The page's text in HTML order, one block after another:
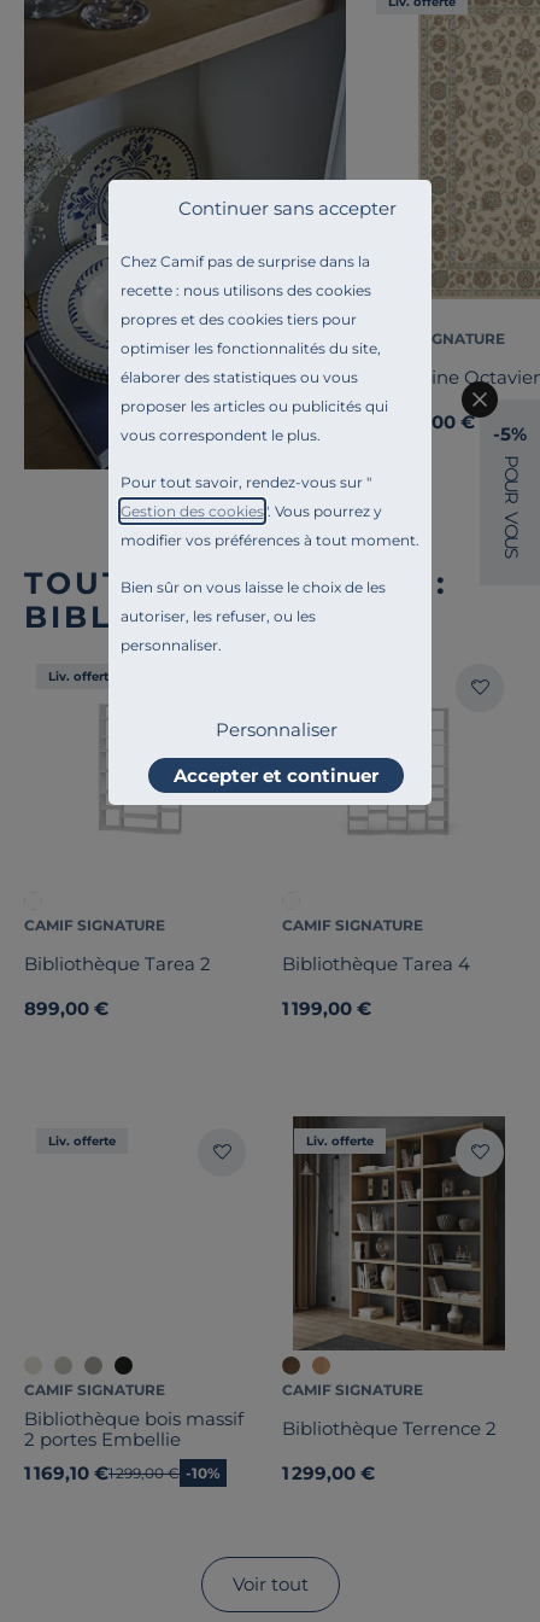
Chez Camif pas de surprise dans la
recette : nous utilisons des cookies
propres et des cookies tiers pour
optimiser les fonctionnalités du site,
élaborer des statistiques ou vous
proposer les articles ou publicités qui
vous correspondent le plus.
Pour tout savoir, rendez-vous sur "
Gestion des cookies". Vous pourrez y
modifier vos préférences à tout moment.
Bien sûr on vous laisse le choix de les
autoriser, les refuser, ou les
personnaliser.
Continuer sans accepter
Personnaliser
Accepter et continuer
Toute l'inspiration
La Rochelle
CAMIF SIGNATURE
Tapis laine
439,00 €
TOUTE NOTRE OFFRE :
BIBLIOTHÈQUES
Liv. offerte
CAMIF SIGNATURE
Bibliothèque Tarea 2
899,00 €
CAMIF SIGNATURE
Bibliothèque Tarea 4
1 199,00 €
Liv. offerte
CAMIF SIGNATURE
Bibliothèque bois massif
2 portes Embellie
1 169,10 €Ancien prix
1 299,00 € -10%
Liv. offerte
CAMIF SIGNATURE
Bibliothèque Terrence 2
1 299,00 €
Voir tout
-5%
P
O
U
R
V
O
U
S